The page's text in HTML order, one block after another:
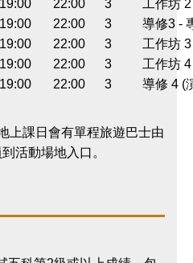
19:00 22:00 3
工作坊
19:00 22:00 3
導修3 -
19:00 22:00 3
工作坊
19:00 22:00 3
工作坊
19:00 22:00 3 導修 4 (
上課日會有單程旅遊巴士由
活動場地入口。